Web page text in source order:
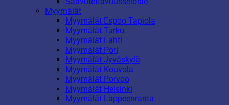
Myymälät
Myymälät Espoo Tapiola
Myymälät Turku
Myymälät Lahti
Myymälät Pori
Myymälät Jyväskylä
Myymälät Kouvola
Myymälät Porvoo
Myymälät Helsinki
Myymälät Lappeenranta